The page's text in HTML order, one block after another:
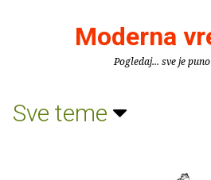
Moderna
Pogledaj... sve je
Sve teme